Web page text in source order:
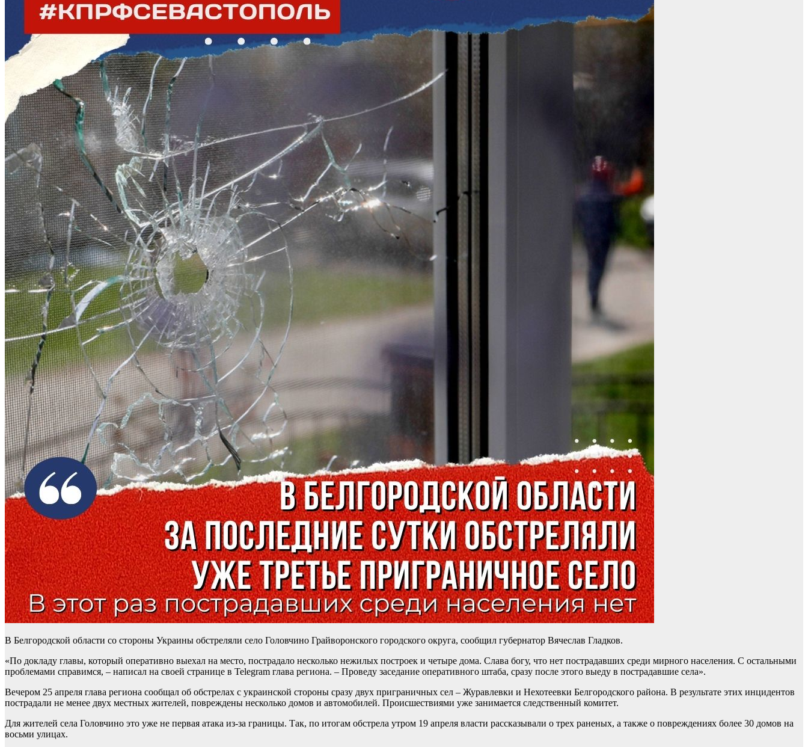
В Белгородской области со стороны Украины обстреляли село Головчино Грайворонского городского округа, сообщил губернатор Вячеслав Гладков.
«По докладу главы, который оперативно выехал на место, пострадало несколько нежилых построек и четыре дома. Слава богу, что нет пострадавших среди мирного населения. С остальными
проблемами справимся, – написал на своей странице в Telegram глава региона. – Проведу заседание оперативного штаба, сразу после этого выеду в пострадавшие села».
Вечером 25 апреля глава региона сообщал об обстрелах с украинской стороны сразу двух приграничных сел – Журавлевки и Нехотеевки Белгородского района. В результате этих инцидентов
пострадали не менее двух местных жителей, повреждены несколько домов и автомобилей. Происшествиями уже занимается следственный комитет.
Для жителей села Головчино это уже не первая атака из-за границы. Так, по итогам обстрела утром 19 апреля власти рассказывали о трех раненых, а также о повреждениях более 30 домов на
восьми улицах.